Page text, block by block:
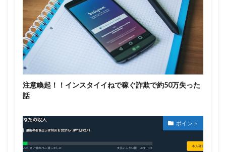
注意喚起！！インスタイイねで稼ぐ詐欺で約50万失った
話
ポイント